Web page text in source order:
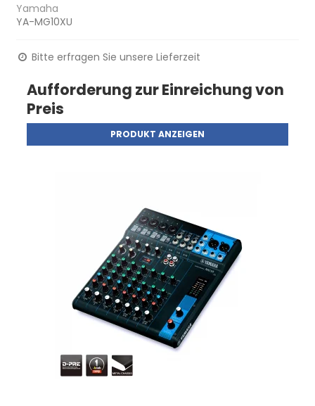
Yamaha
YA-MG10XU
Bitte erfragen Sie unsere Lieferzeit
Aufforderung zur Einreichung von
Preis
PRODUKT ANZEIGEN